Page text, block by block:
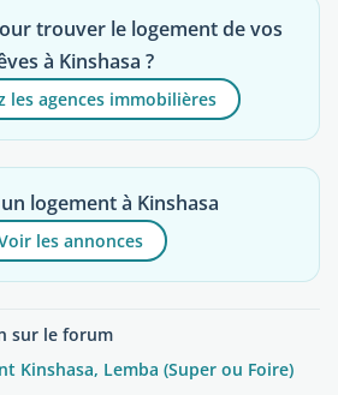
trouver le logement de vos
à Kinshasa ?
les agences immobilières
logement à Kinshasa
les annonces
sur le forum
Kinshasa, Lemba (Super ou Foire)